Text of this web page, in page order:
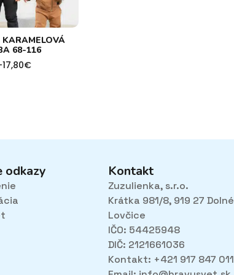
68-116
17,80€
odkazy Kontakt
Zuzulienka, s.r.o.
Krátka 981/8, 919 27 Dolné
Lovčice
IČO: 54425948
DIČ: 2121661036
Kontakt: +421 917 847 011